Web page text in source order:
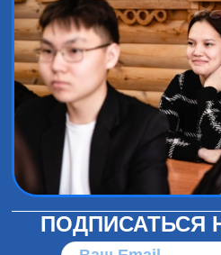
ПОДПИСАТЬСЯ